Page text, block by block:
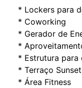
* Lockers para
* Coworking
* Gerador de
*
* Estrutura para
* Terraço Sunset
* Área Fitness